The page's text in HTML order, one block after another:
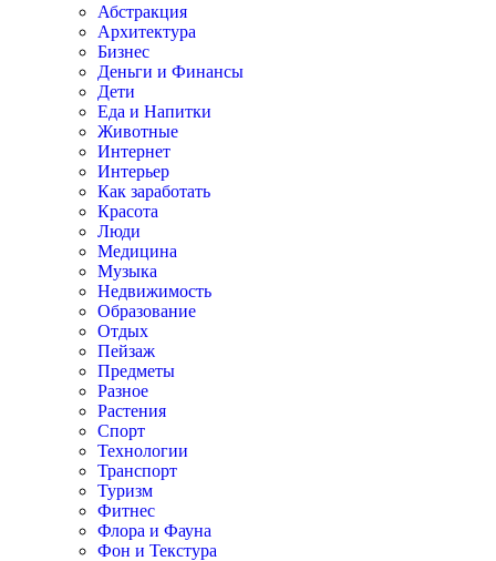
Абстракция
Архитектура
Бизнес
Деньги и Финансы
Дети
Еда и Напитки
Животные
Интернет
Интерьер
Как заработать
Красота
Люди
Медицина
Музыка
Недвижимость
Образование
Отдых
Пейзаж
Предметы
Разное
Растения
Спорт
Технологии
Транспорт
Туризм
Фитнес
Флора и Фауна
Фон и Текстура